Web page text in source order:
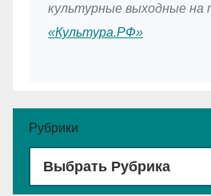
культурные выходные на
«Культура.РФ»
Рубрики